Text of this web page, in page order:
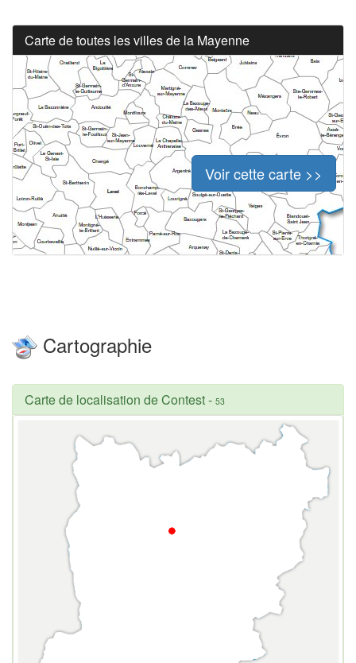
Carte de toutes les villes de la Mayenne
Voir cette carte >>
Cartographie
Carte de localisation de Contest- 53